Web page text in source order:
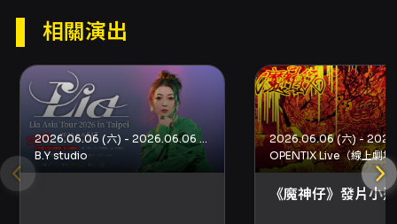
間可申請「實名制票券資料更正」（每張票券僅
限更正一次，KKTIX 酌收每張 NT$200 資料處
期或不符規定則僅能依退票規則辦理。 - 每一身
分證字號限持一張票券驗票入場，一人一票，入
場時將核對票券姓名與有效附照片證件（不接受
影本或截圖）。14 歲以下孩童請攜帶健保卡，海
外人士請攜帶護照。 身心障礙票券登記 - 身心障
礙席採線上登記訂購（2026/06/26 20:00 開放
登記），每位身心障礙人士含必要陪同者最多可
相關演出
2026.06.06 (六) - 2026.06.06 (六)
B.Y studio
OPENTIX Live（線上劇場
《魔神仔》發片小